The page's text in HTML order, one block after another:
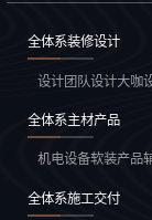
全体系装修设计
设计团队设计大咖
全体系主材产品
机电设备软装产品
全体系施工交付